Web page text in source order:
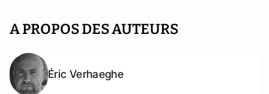
A PROPOS DES AUTEURS
Éric Verhaeghe